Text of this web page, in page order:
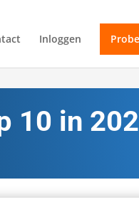
Inloggen
10 in